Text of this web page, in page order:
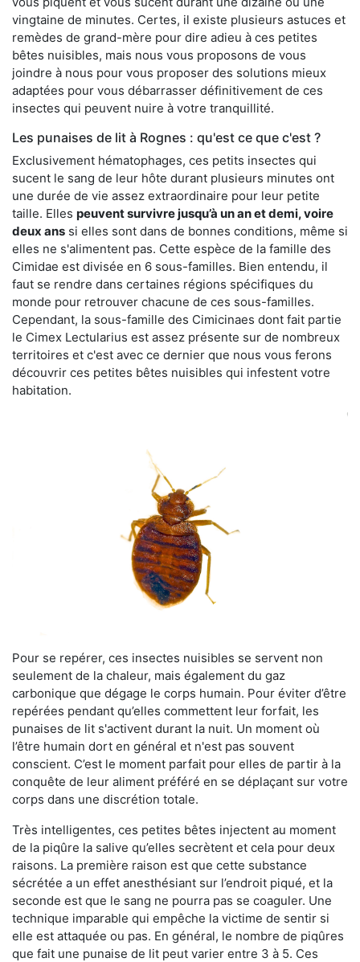
vingtaine de minutes. Certes, il existe plusieurs astuces et
remèdes de grand-mère pour dire adieu à ces petites
bêtes nuisibles, mais nous vous proposons de vous
joindre à nous pour vous proposer des solutions mieux
adaptées pour vous débarrasser définitivement de ces
insectes qui peuvent nuire à votre tranquillité.
Les punaises de lit à Rognes : qu'est ce que c'est ?
Exclusivement hématophages, ces petits insectes qui
sucent le sang de leur hôte durant plusieurs minutes ont
une durée de vie assez extraordinaire pour leur petite
taille. Elles peuvent survivre jusqu’à un an et demi, voire
deux ans si elles sont dans de bonnes conditions, même si
elles ne s'alimentent pas. Cette espèce de la famille des
Cimidae est divisée en 6 sous-familles. Bien entendu, il
faut se rendre dans certaines régions spécifiques du
monde pour retrouver chacune de ces sous-familles.
Cependant, la sous-famille des Cimicinaes dont fait partie
le Cimex Lectularius est assez présente sur de nombreux
territoires et c'est avec ce dernier que nous vous ferons
découvrir ces petites bêtes nuisibles qui infestent votre
habitation.
Pour se repérer, ces insectes nuisibles se servent non
seulement de la chaleur, mais également du gaz
carbonique que dégage le corps humain. Pour éviter d’être
repérées pendant qu’elles commettent leur forfait, les
punaises de lit s'activent durant la nuit. Un moment où
l’être humain dort en général et n'est pas souvent
conscient. C’est le moment parfait pour elles de partir à la
conquête de leur aliment préféré en se déplaçant sur votre
corps dans une discrétion totale.
Très intelligentes, ces petites bêtes injectent au moment
de la piqûre la salive qu’elles secrètent et cela pour deux
raisons. La première raison est que cette substance
sécrétée a un effet anesthésiant sur l’endroit piqué, et la
seconde est que le sang ne pourra pas se coaguler. Une
technique imparable qui empêche la victime de sentir si
elle est attaquée ou pas. En général, le nombre de piqûres
que fait une punaise de lit peut varier entre 3 à 5. Ces